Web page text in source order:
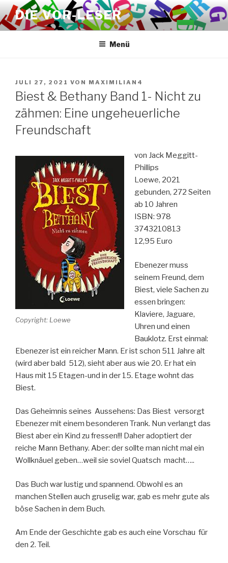
Zum
Inhalt
springen
DIE VOR-LESER
Menü
VERÖFFENTLICHT
AM
JULI 27, 2021 VON MAXIMILIAN4
Biest & Bethany Band 1- Nicht zu
zähmen: Eine ungeheuerliche
Freundschaft
Copyright: Loewe
von Jack Meggitt-
Phillips
Loewe, 2021
gebunden, 272 Seiten
ab 10 Jahren
ISBN: 978
3743210813
12,95 Euro
Ebenezer muss
seinem Freund, dem
Biest, viele Sachen zu
essen bringen:
Klaviere, Jaguare,
Uhren und einen
Bauklotz. Erst einmal:
Ebenezer ist ein reicher Mann. Er ist schon 511 Jahre alt
(wird aber bald 512), sieht aber aus wie 20. Er hat ein
Haus mit 15 Etagen-und in der 15. Etage wohnt das
Biest.
Das Geheimnis seines Aussehens: Das Biest versorgt
Ebenezer mit einem besonderen Trank. Nun verlangt das
Biest aber ein Kind zu fressen!!! Daher adoptiert der
reiche Mann Bethany. Aber: der sollte man nicht mal ein
Wollknäuel geben…weil sie soviel Quatsch macht…..
Das Buch war lustig und spannend. Obwohl es an
manchen Stellen auch gruselig war, gab es mehr gute als
böse Sachen in dem Buch.
Am Ende der Geschichte gab es auch eine Vorschau für
den 2. Teil.